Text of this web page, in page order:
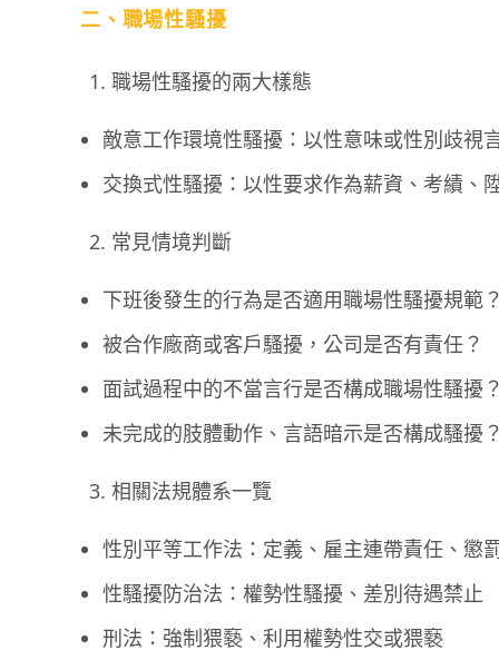
二、職場性騷擾
職場性騷擾的兩大樣態
敵意工作環境性騷擾：以性意味或性別歧視
交換式性騷擾：以性要求作為薪資、考績、
常見情境判斷
下班後發生的行為是否適用職場性騷擾規範？
被合作廠商或客戶騷擾，公司是否有責任？
面試過程中的不當言行是否構成職場性騷擾？
未完成的肢體動作、言語暗示是否構成騷擾？
相關法規體系一覽
性別平等工作法：定義、雇主連帶責任、懲
性騷擾防治法：權勢性騷擾、差別待遇禁止
刑法：強制猥褻、利用權勢性交或猥褻